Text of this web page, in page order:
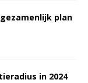
plan
in 2024